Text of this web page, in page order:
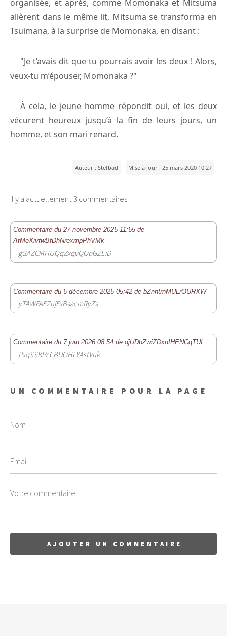
organisée, et après, comme Momonaka et Mitsuma
allèrent dans le même lit, Mitsuma se transforma en
Tsuimana, à la surprise de Momonaka, en disant :
"Je t’avais dit que tu pourrais avoir les deux ! Alors,
veux-tu m’épouser, Momonaka ?"
À cela, le jeune homme répondit oui, et les deux
vécurent heureux jusqu’à la fin de leurs jours, un
homme, et son mari renard.
Mise à jour : 25 mars 2020 10:27
Auteur : Stefbad
Il y a actuellement 3 commentaires.
Commentaire du 27 novembre 2025 11:55 de
AtMeXivfwBfDhNrexmpPhVMk
gGAZCMHUQqZxqvQOpGZEiD
Commentaire du 5 décembre 2025 05:42 de bZnntrnMULrOURXW
yTAWFAFZujFxBsacmRyZs
Commentaire du 7 juin 2026 08:54 de djUDbZwiZDxnIHENCqTUI
PxqSSKPcCBDOHLYAstVuk
UN COMMENTAIRE POUR LA PAGE